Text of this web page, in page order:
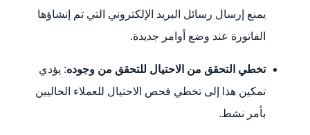
يمنع إرسال رسائل البريد الإلكتروني التي تم إنشاؤها
الفاتورة عند وضع أوامر جديدة.
تخطي التحقق من الاحتيال للتحقق من وجوده: يؤدي
تمكين هذا إلى تخطي فحص الاحتيال للعملاء الحاليين
بأمر نشط.